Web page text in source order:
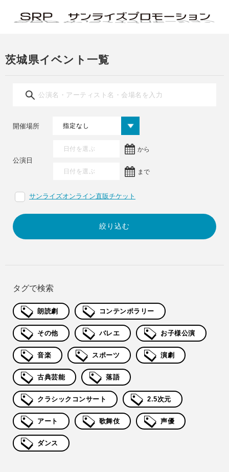
茨城県イベント一覧
公演日
から
まで
開催場所
サンライズオンライン直販チケット
タグで検索
朗読劇 コンテンポラリー
その他 バレエ お子様公演
音楽 スポーツ 演劇
古典芸能 落語
クラシックコンサート 2.5次元
アート 歌舞伎 声優
ダンス